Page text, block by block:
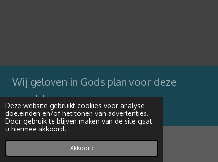
Deze website gebruikt cookies voor analyse-
doeleinden en/of het tonen van advertenties.
Door gebruik te blijven maken van de site gaat
u hiermee akkoord.
Akkoord
Wij geloven in Gods plan voor deze
wereld
Powered byJouwWeb